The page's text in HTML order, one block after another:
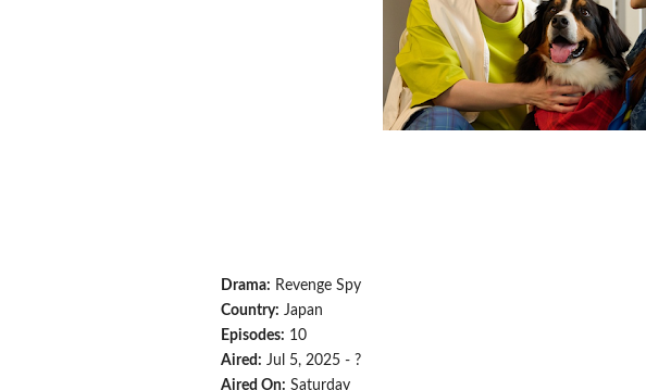
Drama: Revenge Spy
Country: Japan
Episodes: 10
Aired: Jul 5, 2025 - ?
Aired On: Saturday